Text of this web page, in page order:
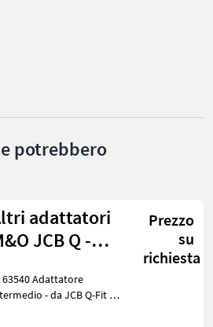
potrebbero
adattatori
JCB Q -
Prezzo
su
richiesta
Adattatore
- da JCB Q-Fit a